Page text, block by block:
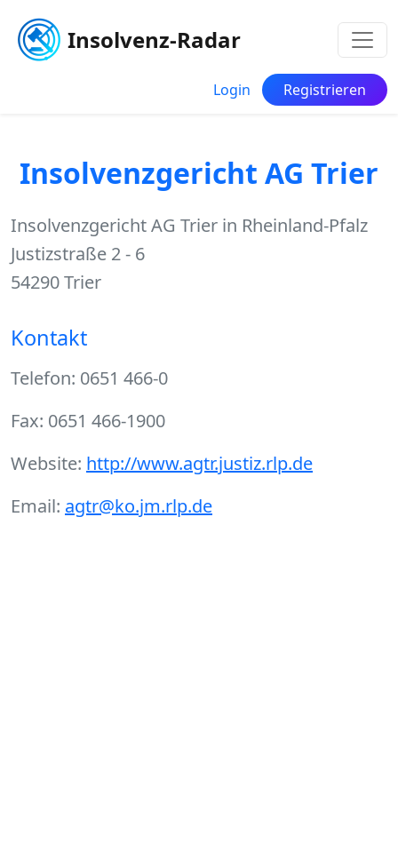
Insolvenz-Radar
Login Registrieren
Insolvenzgericht AG Trier
Insolvenzgericht AG Trier in Rheinland-Pfalz
Justizstraße 2 - 6
54290 Trier
Kontakt
Telefon: 0651 466-0
Fax: 0651 466-1900
Website: http://www.agtr.justiz.rlp.de
Email: agtr@ko.jm.rlp.de